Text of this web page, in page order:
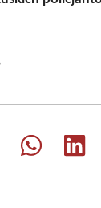
Share
Share